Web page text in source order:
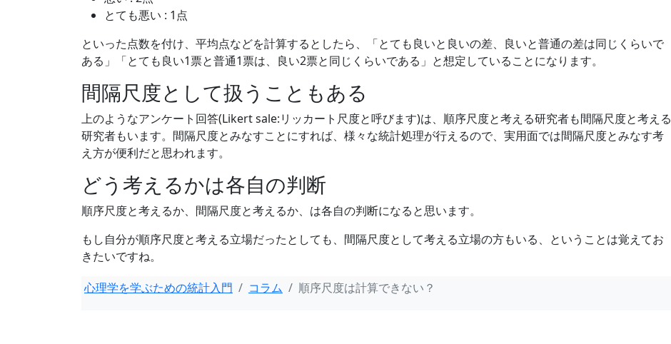
とても悪い : 1点
といった点数を付け、平均点などを計算するとしたら、「とても良いと良いの差、良いと普通の差は同じくらいで
ある」「とても良い1票と普通1票は、良い2票と同じくらいである」と想定していることになります。
間隔尺度として扱うこともある
上のようなアンケート回答(Likert sale:リッカート尺度と呼びます)は、順序尺度と考える研究者も間隔尺度と考える
研究者もいます。間隔尺度とみなすことにすれば、様々な統計処理が行えるので、実用面では間隔尺度とみなす考
え方が便利だと思われます。
どう考えるかは各自の判断
順序尺度と考えるか、間隔尺度と考えるか、は各自の判断になると思います。
もし自分が順序尺度と考える立場だったとしても、間隔尺度として考える立場の方もいる、ということは覚えてお
きたいですね。
心理学を学ぶための統計入門
コラム 順序尺度は計算できない？